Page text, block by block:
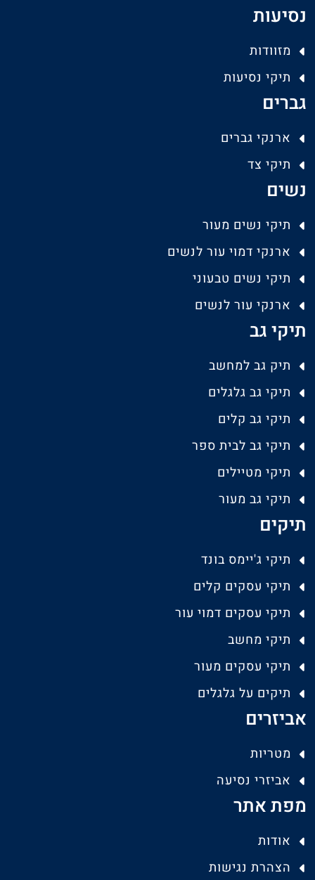
נסיעות
מזוודות
תיקי נסיעות
גברים
ארנקי גברים
תיקי צד
נשים
תיקי נשים מעור
ארנקי דמוי עור לנשים
תיקי נשים טבעוני
ארנקי עור לנשים
תיקי גב
תיק גב למחשב
תיקי גב גלגלים
תיקי גב קלים
תיקי גב לבית ספר
תיקי מטיילים
תיקי גב מעור
תיקים
תיקי ג'יימס בונד
תיקי עסקים קלים
תיקי עסקים דמוי עור
תיקי מחשב
תיקי עסקים מעור
תיקים על גלגלים
אביזרים
מטריות
אביזרי נסיעה
מפת אתר
אודות
הצהרת נגישות